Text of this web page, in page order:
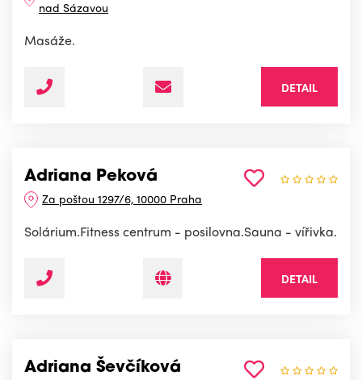
nad Sázavou
Masáže.
DETAIL
Adriana Peková
Za poštou 1297/6, 10000 Praha
Solárium.Fitness centrum - posilovna.Sauna - vířivka.
DETAIL
Adriana Ševčíková